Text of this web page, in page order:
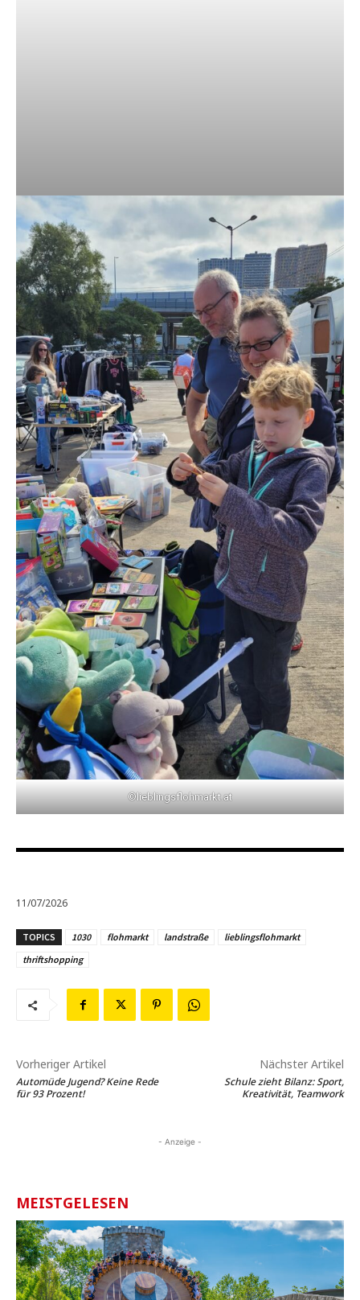
©lieblingsflohmarkt.at
11/07/2026
TOPICS 1030 flohmarkt landstraße
lieblingsflohmarkt
thriftshopping
Vorheriger Artikel
Automüde Jugend? Keine Rede
für 93 Prozent!
Nächster Artikel
Schule zieht Bilanz: Sport,
Kreativität, Teamwork
- Anzeige -
MEISTGELESEN